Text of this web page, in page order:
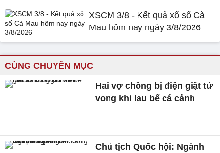
XSCM 3/8 - Kết quả xổ số Cà
Mau hôm nay ngày 3/8/2026
CÙNG CHUYÊN MỤC
Hai vợ chồng bị điện giật tử
vong khi lau bể cá cảnh
Chủ tịch Quốc hội: Ngành